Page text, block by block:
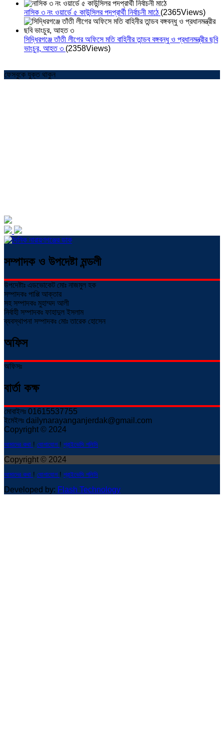
নাসিক ৩ নং ওয়ার্ডে ৫ কাউন্সিলর পদপ্রার্থী নির্বাচনী মাঠে (2365Views)
সিদ্ধিরগঞ্জে তাঁতী লীগের অফিসে মতি বাহিনীর তান্ডব বঙ্গবন্ধু ও প্রধানমন্ত্রীর ছবি
ভাংচুর, আহত ৩ (2358Views)
ফেসবুকে যুক্ত থাকুন
সম্পাদক ও উপদেষ্টা মন্ডলী
উপদেষ্টাঃ এডভোকেট মোঃ নাজমুল হক
সম্পাদকঃ পাপ্পি আক্তার
সহ সম্পাদকঃ মুহাম্মদ আলী
নির্বাহী সম্পাদকঃ ফাহাদুল ইসলাম
ব্যবস্থাপনা সম্পাদকঃ মোঃ তারেক হোসেন
অফিস
অফিসঃ
বার্তা কক্ষ
মোবাইলঃ 01615537755
ইমেইলঃ dailynarayanganjerdak@gmail.com
Copyright © 2024
আমাদের কথা ! যোগাযোগ ! প্রাইভেসি পলিসি
Copyright © 2024
আমাদের কথা ! যোগাযোগ ! প্রাইভেসি পলিসি
Developed by: Flash Technology